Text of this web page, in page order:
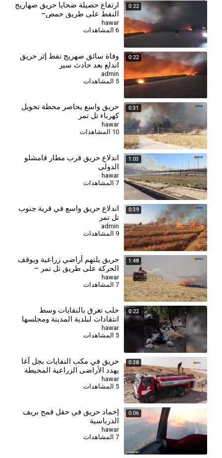
0:22
ارتفاع حصيلة ضحايا حريق صهاريج
النفط على طريق حمص–
طرطوس
hawar
6 المشاهدات
0:22
وفاة سائق صهريج نفط إثر حريق
اندلع بعد حادث سير
admin
5 المشاهدات
0:31
حريق واسع يحاصر محطة تحويل
كهرباء تل تمر
hawar
10 المشاهدات
1:03
اندلاع حريق قرب مطار قامشلو
الدولي
hawar
7 المشاهدات
0:39
اندلاع حريق واسع في قرية جنوب
تل تمر
admin
9 المشاهدات
1:48
حريق يلتهم أراضي زراعية ويوقف
الحركة على طريق تل تمر –
الحسكة
hawar
7 المشاهدات
0:22
حلب تغرق بالنفايات وسط
انتقادات لبلدية المدينة ومجلسها
hawar
0:38
حريق في مكب النفايات بجل آغا
يهدد الأراضي الزراعية المحيطة
hawar
5 المشاهدات
0:06
إخماد حريق في حقل قمح بريف
الدرباسية
hawar